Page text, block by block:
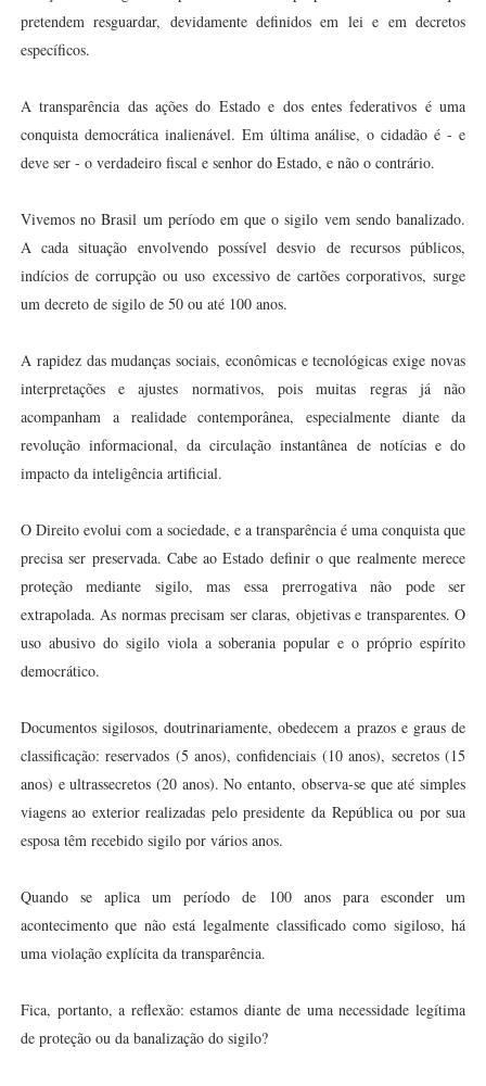
pretendem resguardar, devidamente definidos em lei e em decretos
específicos.
A transparência das ações do Estado e dos entes federativos é uma
conquista democrática inalienável. Em última análise, o cidadão é - e
deve ser - o verdadeiro fiscal e senhor do Estado, e não o contrário.
Vivemos no Brasil um período em que o sigilo vem sendo banalizado.
A cada situação envolvendo possível desvio de recursos públicos,
indícios de corrupção ou uso excessivo de cartões corporativos, surge
um decreto de sigilo de 50 ou até 100 anos.
A rapidez das mudanças sociais, econômicas e tecnológicas exige novas
interpretações e ajustes normativos, pois muitas regras já não
acompanham a realidade contemporânea, especialmente diante da
revolução informacional, da circulação instantânea de notícias e do
impacto da inteligência artificial.
O Direito evolui com a sociedade, e a transparência é uma conquista que
precisa ser preservada. Cabe ao Estado definir o que realmente merece
proteção mediante sigilo, mas essa prerrogativa não pode ser
extrapolada. As normas precisam ser claras, objetivas e transparentes. O
uso abusivo do sigilo viola a soberania popular e o próprio espírito
democrático.
Documentos sigilosos, doutrinariamente, obedecem a prazos e graus de
classificação: reservados (5 anos), confidenciais (10 anos), secretos (15
anos) e ultrassecretos (20 anos). No entanto, observa-se que até simples
viagens ao exterior realizadas pelo presidente da República ou por sua
esposa têm recebido sigilo por vários anos.
Quando se aplica um período de 100 anos para esconder um
acontecimento que não está legalmente classificado como sigiloso, há
uma violação explícita da transparência.
Fica, portanto, a reflexão: estamos diante de uma necessidade legítima
de proteção ou da banalização do sigilo?